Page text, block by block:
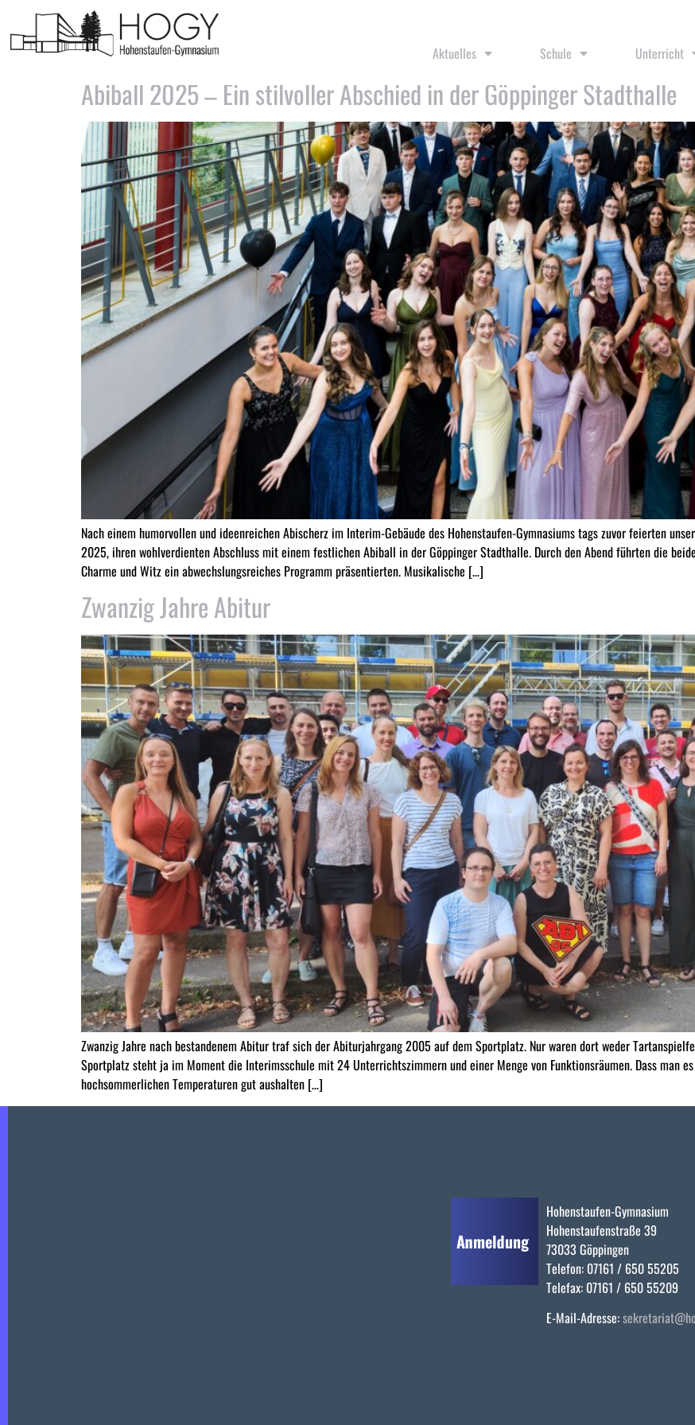
Aktuelles Schule Unterricht
Schlagwort:
Abiball 2025 – Ein stilvoller Abschied in der Göppinger Stadthalle
Nach einem humorvollen und ideenreichen Abischerz im Interim-Gebäude des Hohenstaufen-Gymnasiums tags zuvor feierten
2025, ihren wohlverdienten Abschluss mit einem festlichen Abiball in der Göppinger Stadthalle. Durch den Abend führten die
Charme und Witz ein abwechslungsreiches Programm präsentierten. Musikalische […]
Zwanzig Jahre Abitur
Zwanzig Jahre nach bestandenem Abitur traf sich der Abiturjahrgang 2005 auf dem Sportplatz. Nur waren dort weder
Sportplatz steht ja im Moment die Interimsschule mit 24 Unterrichtszimmern und einer Menge von Funktionsräumen. Dass man
hochsommerlichen Temperaturen gut aushalten […]
Hohenstaufen-Gymnasium
Hohenstaufenstraße 39
73033 Göppingen
Telefon: 07161 / 650 55205
Telefax: 07161 / 650 55209
E-Mail-Adresse: